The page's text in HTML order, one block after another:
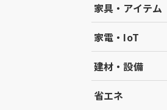
家具・アイテム
家電・IoT
建材・設備
省エネ